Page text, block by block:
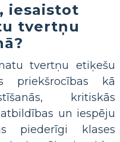
iesaistot
tvertņu
tvertņu etiķešu
priekšrocības kā
kritiskās
un iespēju
piederīgi klases